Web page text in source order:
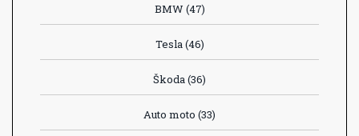
BMW (47)
Tesla (46)
Škoda (36)
Auto moto (33)